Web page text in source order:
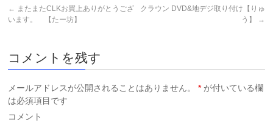
← またまたCLKお買上ありがとうござ
います。 【たー坊】
クラウン DVD&地デジ取り付け【りゅ
う】
→
コメントを残す
メールアドレスが公開されることはありません。 * が付いている欄
は必須項目です
コメント